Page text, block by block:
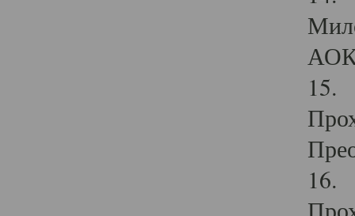
15.
16.